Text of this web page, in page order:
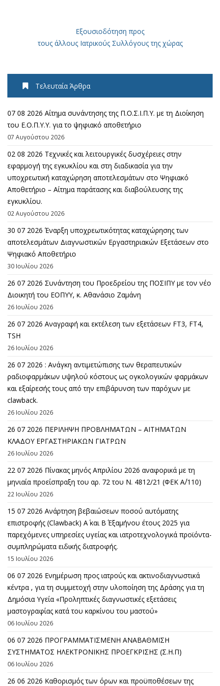
Εξουσιοδότηση προς
τους άλλους Ιατρικούς Συλλόγους της χώρας
Τελευταία Άρθρα
07 08 2026 Αίτημα συνάντησης της Π.Ο.Σ.Ι.Π.Υ. με τη Διοίκηση
του Ε.Ο.Π.Υ.Υ. για το ψηφιακό αποθετήριο
07 Αυγούστου 2026
02 08 2026 Τεχνικές και λειτουργικές δυσχέρειες στην
εφαρμογή της εγκυκλίου και στη διαδικασία για την
υποχρεωτική καταχώρηση αποτελεσμάτων στο Ψηφιακό
Αποθετήριο – Αίτημα παράτασης και διαβούλευσης της
εγκυκλίου.
02 Αυγούστου 2026
30 07 2026 Έναρξη υποχρεωτικότητας καταχώρησης των
αποτελεσμάτων Διαγνωστικών Εργαστηριακών Εξετάσεων στο
Ψηφιακό Αποθετήριο
30 Ιουλίου 2026
26 07 2026 Συνάντηση του Προεδρείου της ΠΟΣΙΠΥ με τον νέο
Διοικητή του ΕΟΠΥΥ, κ. Αθανάσιο Ζαμάνη
26 Ιουλίου 2026
26 07 2026 Αναγραφή και εκτέλεση των εξετάσεων FT3, FT4,
TSH
26 Ιουλίου 2026
26 07 2026 : Ανάγκη αντιμετώπισης των θεραπευτικών
ραδιοφαρμάκων υψηλού κόστους ως ογκολογικών φαρμάκων
και εξαίρεσής τους από την επιβάρυνση των παρόχων με
clawback.
26 Ιουλίου 2026
26 07 2026 ΠΕΡΙΛΗΨΗ ΠΡΟΒΛΗΜΑΤΩΝ – ΑΙΤΗΜΑΤΩΝ
ΚΛΑΔΟΥ ΕΡΓΑΣΤΗΡΙΑΚΩΝ ΓΙΑΤΡΩΝ
26 Ιουλίου 2026
22 07 2026 Πίνακας μηνός Απριλίου 2026 αναφορικά με τη
μηνιαία προείσπραξη του αρ. 72 του Ν. 4812/21 (ΦΕΚ Α΄/110)
22 Ιουλίου 2026
15 07 2026 Ανάρτηση βεβαιώσεων ποσού αυτόματης
επιστροφής (Clawback) A΄ και Β΄ Εξαμήνου έτους 2025 για
παρεχόμενες υπηρεσίες υγείας και ιατροτεχνολογικά προϊόντα-
συμπληρώματα ειδικής διατροφής.
15 Ιουλίου 2026
06 07 2026 Eνημέρωση προς ιατρούς και ακτινοδιαγνωστικά
κέντρα , για τη συμμετοχή στην υλοποίηση της Δράσης για τη
Δημόσια Υγεία «Προληπτικές διαγνωστικές εξετάσεις
μαστογραφίας κατά του καρκίνου του μαστού»
06 Ιουλίου 2026
06 07 2026 ΠΡΟΓΡΑΜΜΑΤΙΣΜΕΝΗ ΑΝΑΒΑΘΜΙΣΗ
ΣΥΣΤΗΜΑΤΟΣ ΗΛΕΚΤΡΟΝΙΚΗΣ ΠΡΟΕΓΚΡΙΣΗΣ (Σ.Η.Π)
06 Ιουλίου 2026
26 06 2026 Καθορισμός των όρων και προϋποθέσεων της